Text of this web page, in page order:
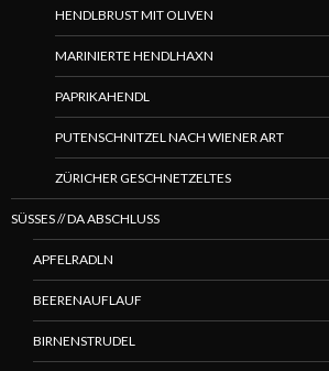
HENDLBRUST MIT OLIVEN
MARINIERTE HENDLHAXN
PAPRIKAHENDL
PUTENSCHNITZEL NACH WIENER ART
ZÜRICHER GESCHNETZELTES
SÜSSES // DA ABSCHLUSS
APFELRADLN
BEERENAUFLAUF
BIRNENSTRUDEL